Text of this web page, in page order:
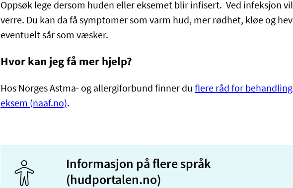
Oppsøk lege dersom huden eller eksemet blir infisert. Ved infeksjon
verre. Du kan da få symptomer som varm hud, mer rødhet, kløe og
eventuelt sår som væsker.
Hvor kan jeg få mer hjelp?
Hos Norges Astma- og allergiforbund finner du flere råd for
eksem (naaf.no).
Informasjon på flere språk
(hudportalen.no)